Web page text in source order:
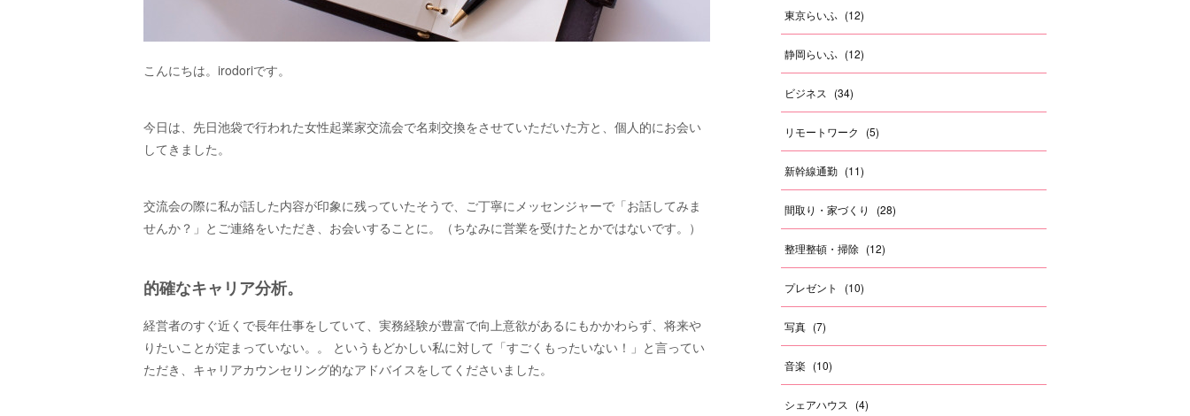
こんにちは。irodoriです。
今日は、先日池袋で行われた女性起業家交流会で名刺交換をさせていただいた方と、個人的にお会い
してきました。
交流会の際に私が話した内容が印象に残っていたそうで、ご丁寧にメッセンジャーで「お話してみま
せんか？」とご連絡をいただき、お会いすることに。（ちなみに営業を受けたとかではないです。）
的確なキャリア分析。
経営者のすぐ近くで長年仕事をしていて、実務経験が豊富で向上意欲があるにもかかわらず、将来や
りたいことが定まっていない。。 というもどかしい私に対して「すごくもったいない！」と言ってい
ただき、キャリアカウンセリング的なアドバイスをしてくださいました。
東京らいふ (12)
静岡らいふ (12)
ビジネス (34)
リモートワーク (5)
新幹線通勤 (11)
間取り・家づくり (28)
整理整頓・掃除 (12)
プレゼント (10)
写真 (7)
音楽 (10)
シェアハウス (4)